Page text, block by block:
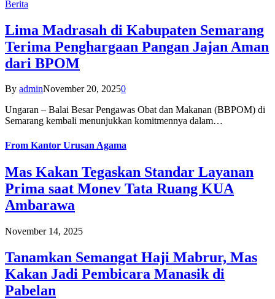
Berita
Lima Madrasah di Kabupaten Semarang
Terima Penghargaan Pangan Jajan Aman
dari BPOM
By adminNovember 20, 20250
Ungaran – Balai Besar Pengawas Obat dan Makanan (BBPOM) di
Semarang kembali menunjukkan komitmennya dalam…
From Kantor Urusan Agama
Mas Kakan Tegaskan Standar Layanan
Prima saat Monev Tata Ruang KUA
Ambarawa
November 14, 2025
Tanamkan Semangat Haji Mabrur, Mas
Kakan Jadi Pembicara Manasik di
Pabelan